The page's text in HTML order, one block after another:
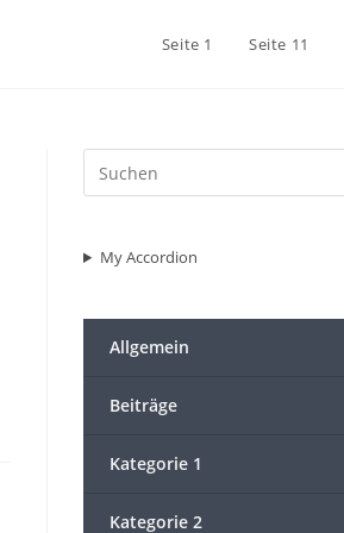
Seite 1 Seite 11
My Accordion
Allgemein
Beiträge
Kategorie 1
Kategorie 2